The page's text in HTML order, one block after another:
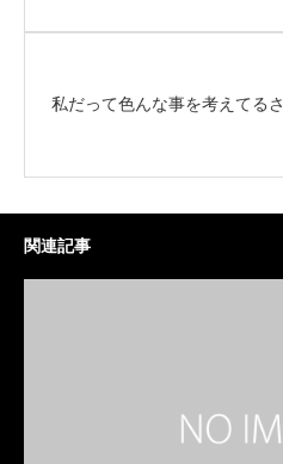
私だって色んな事を考えてるさ
関連記事